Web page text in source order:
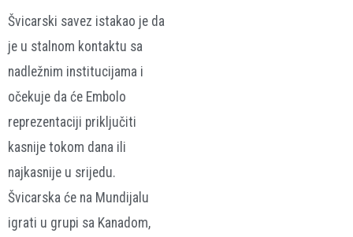
Švicarski savez istakao je da
je u stalnom kontaktu sa
nadležnim institucijama i
očekuje da će Embolo
reprezentaciji priključiti
kasnije tokom dana ili
najkasnije u srijedu.
Švicarska će na Mundijalu
igrati u grupi sa Kanadom,